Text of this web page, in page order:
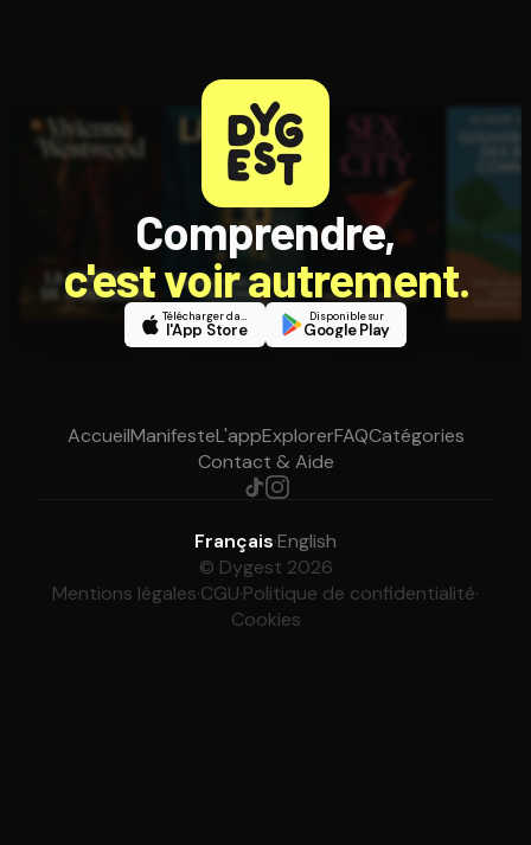
Comprendre,
c'est voir autrement.
Télécharger dans
l'App Store
Disponible sur
Google Play
AccueilManifesteL'appExplorerFAQCatégories
Contact & Aide
Français·English
© Dygest 2026
Mentions légales·CGU·Politique de confidentialité·
Cookies